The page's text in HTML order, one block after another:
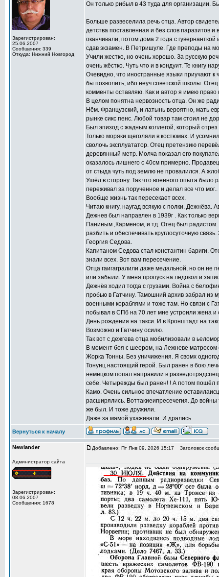
Зарегистрирован:
25.06.2007
Сообщения: 339
Откуда: Нижний Новгород
Он только рибыл в 43 туда для организации.
Больше развеселила речь отца. Автор
детства поставленная и без слов паразитов и
оканчивали, потом дома 2 года с
сдав экзамен. В Петришуле. Где преподы на
Учили жестко, но очень хорошо. За русскую
очень жёстко. Чуть что и в кондуит. Те книгу
Очевидно, что иностранные языки приучают к
бы позволить, ибо неуч советской школы.
комменты оставляю. Как и автор я имею право
В целом понятна нервозность отца. Он же
Нём. Французский, и латынь вероятно, мать
рынке сикс пенс. Любой товар там стоил не
Был эпизод с жадным коллегой, который отрез
Только моряки щеголяли в костюмах. И
сволочь эксплуататор. Отец претензию
деревянный метр. Молча показал его
оказалось лишнего с 40см примерно.
от стыда чуть под землю не провалился. А
Ушёл в сторону. Так что военного опыта
переживал за порученное и делал все что
Вообще жизнь так пересекает всех.
Читаю книгу, наугад всякую с полки. Дежнёва.
Дежнев был направлен в 1939г . Как только
Паниным ,Карменом, и тд. Отец был радистом.
разбить и обеспечивать круглосуточную
Георгия Седова.
Капитаном Седова стал константин бариги.
знали всех. Вот вам пересечение.
Отца гаигагралили даже медальной, но он не
или забыли. У меня пропуск на ледокол и
Дежнёв ходил тогда с грузами. Война с
пробью в Гатчину. Тамошний архив забрал из
военными кораблями и тоже там. Но связи с
побывал в СПб на 70 лет мне устроили жена и
День рождения на такси. И в Кронштадт на
Возможно и Гатчину осилю.
Так вот с дежгева отца мобилизовали в
В момент боя с шеером, на Лежневе матросом
Жорка Тонны. Без уничижения. Я свомх
Тонунц настоящий герой. Был ранен в бою
немецком попал направили в
себе. Четырежды был ранен! ! А потом пошёл
Камо. Очень сильное впечатление
расширялись. Воттакиеипресечегия. До
же был. И тоже дружили.
Даже за мамой ухаживали. И дрались.
Вернуться к началу
Newlander
Администратор сайта
Зарегистрирован:
08.06.2007
Сообщения: 1678
Добавлено: Пт Янв 09, 2026 15:17 Заголовок